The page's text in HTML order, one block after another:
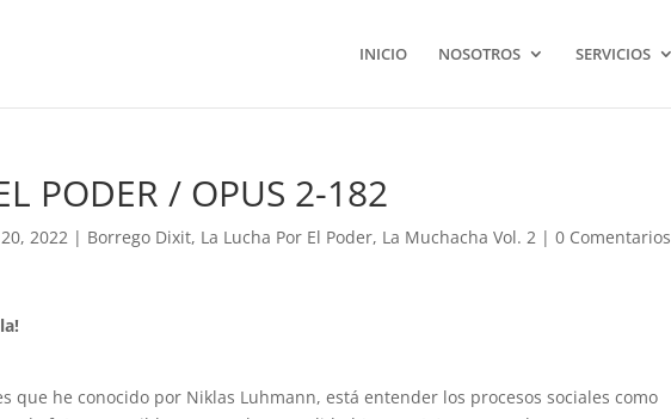
INICIO NOSOTROS SERVICIOS
PODER / OPUS 2-182
2022 | Borrego Dixit, La Lucha Por El Poder, La Muchacha Vol. 2 |0 Comentarios
que he conocido por Niklas Luhmann, está entender los procesos sociales como